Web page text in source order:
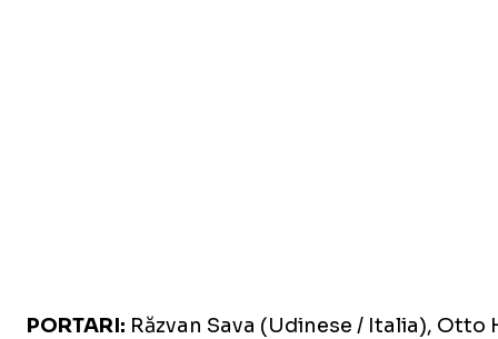
PORTARI: Răzvan Sava (Udinese / Italia), Otto